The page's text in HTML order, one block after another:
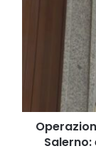
impatto
provincia
Salerno:
espulso
un
cittadino